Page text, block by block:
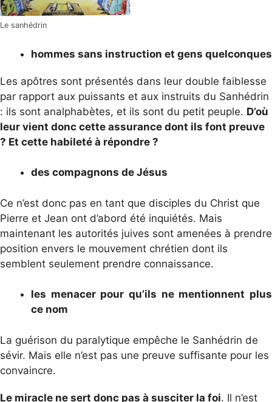
Le sanhédrin
hommes sans instruction et gens quelconques
Les apôtres sont présentés dans leur double faiblesse
par rapport aux puissants et aux instruits du Sanhédrin
: ils sont analphabètes, et ils sont du petit peuple. D’où
leur vient donc cette assurance dont ils font preuve
? Et cette habileté à répondre ?
des compagnons de Jésus
Ce n’est donc pas en tant que disciples du Christ que
Pierre et Jean ont d’abord été inquiétés. Mais
maintenant les autorités juives sont amenées à prendre
position envers le mouvement chrétien dont ils
semblent seulement prendre connaissance.
les menacer pour qu’ils ne mentionnent plus
ce nom
La guérison du paralytique empêche le Sanhédrin de
sévir. Mais elle n’est pas une preuve suffisante pour les
convaincre.
Le miracle ne sert donc pas à susciter la foi. Il n’est